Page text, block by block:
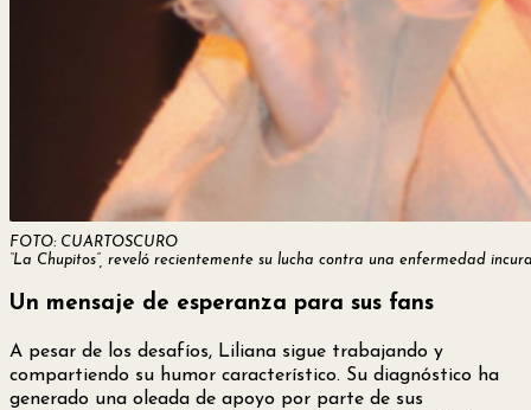
FOTO: CUARTOSCURO
“La Chupitos”, reveló recientemente su lucha contra una enfermedad
Un mensaje de esperanza para sus fans
A pesar de los desafíos, Liliana sigue trabajando y
compartiendo su humor característico. Su diagnóstico ha
generado una oleada de apoyo por parte de sus